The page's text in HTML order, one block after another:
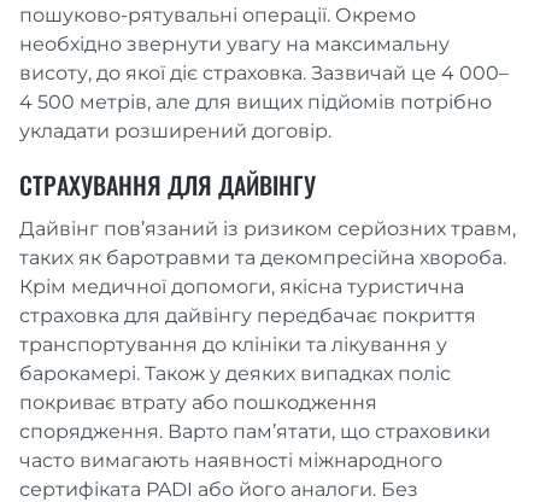
пошуково-рятувальні операції. Окремо
необхідно звернути увагу на максимальну
висоту, до якої діє страховка. Зазвичай це 4 000–
4 500 метрів, але для вищих підйомів потрібно
укладати розширений договір.
СТРАХУВАННЯ ДЛЯ ДАЙВІНГУ
Дайвінг пов’язаний із ризиком серйозних травм,
таких як баротравми та декомпресійна хвороба.
Крім медичної допомоги, якісна туристична
страховка для дайвінгу передбачає покриття
транспортування до клініки та лікування у
барокамері. Також у деяких випадках поліс
покриває втрату або пошкодження
спорядження. Варто пам’ятати, що страховики
часто вимагають наявності міжнародного
сертифіката PADI або його аналоги. Без